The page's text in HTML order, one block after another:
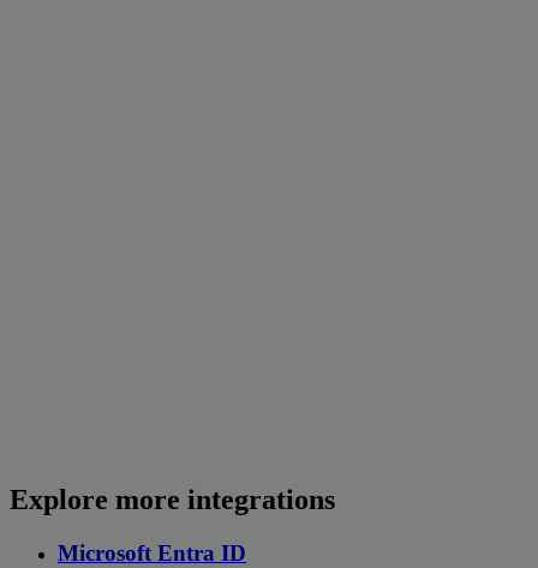
Explore more integrations
Microsoft Entra ID